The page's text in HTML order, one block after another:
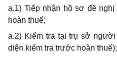
a.1) Tiếp nhận hồ sơ đề nghị
hoàn thuế;
a.2) Kiểm tra tại trụ sở người
diện kiểm tra trước hoàn thuế);